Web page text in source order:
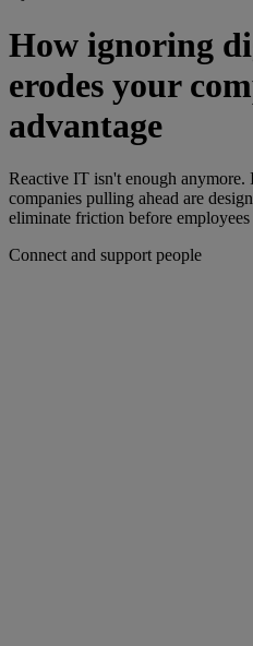
How ignoring
erodes your
advantage
Reactive IT isn't enough
companies pulling ahead are
eliminate friction before
Connect and support people